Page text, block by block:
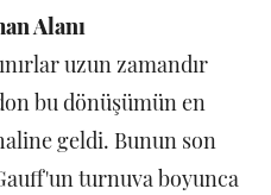
Alanı
uzun zamandır
bu dönüşümün en
geldi. Bunun son
turnuva boyunca